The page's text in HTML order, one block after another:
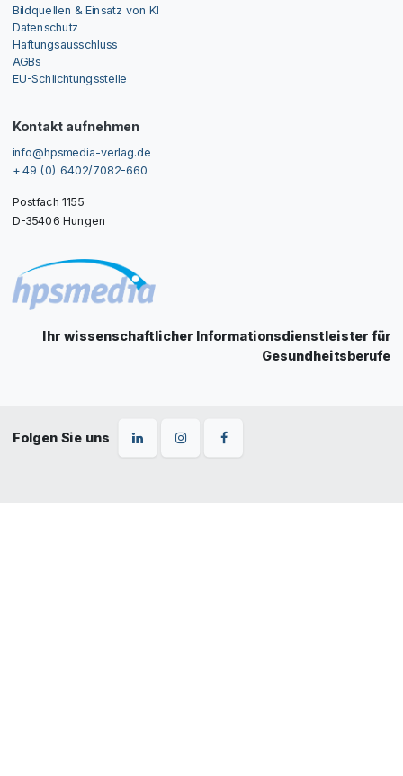
Bildquellen & Einsatz von KI
Datenschutz
Haftungsausschluss
AGBs
EU-Schlichtungsstelle
Kontakt aufnehmen
info@hpsmedia-verlag.de
+ 49 (0) 6402/7082-660
Postfach 1155
D-35406 Hungen
Ihr wissenschaftlicher Informationsdienstleister für
Gesundheitsberufe
Folgen Sie uns